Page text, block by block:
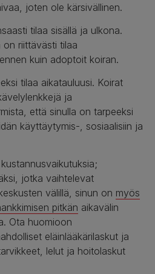
joten ole kärsivällinen.
tilaa sisällä ja ulkona.
on riittävästi tilaa
kuin adoptoit koiran.
tilaa aikatauluusi. Koirat
ja
että sinulla on tarpeeksi
käyttäytymis-, sosiaalisiin ja
jotka vaihtelevat
välillä, sinun on myös
pitkän aikavälin
Ota huomioon
eläinlääkärilaskut ja
lelut ja hoitolaskut